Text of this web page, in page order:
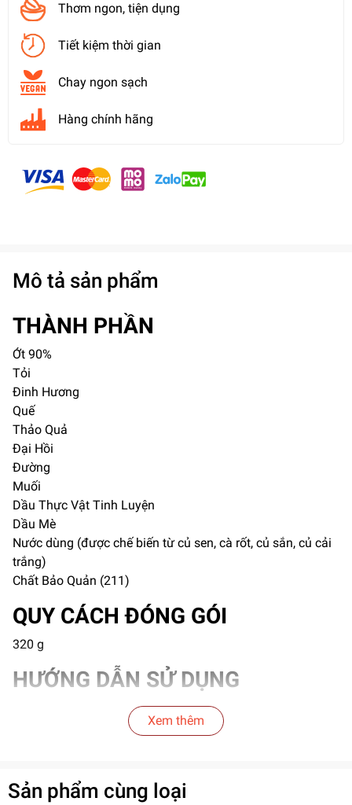
Thơm ngon, tiện dụng
Tiết kiệm thời gian
Chay ngon sạch
Hàng chính hãng
Mô tả sản phẩm
THÀNH PHẦN
Ớt 90%
Tỏi
Đinh Hương
Quế
Thảo Quả
Đại Hồi
Đường
Muối
Dầu Thực Vật Tinh Luyện
Dầu Mè
Nước dùng (được chế biến từ củ sen, cà rốt, củ sắn, củ cải
trắng)
Chất Bảo Quản (211)
QUY CÁCH ĐÓNG GÓI
320 g
HƯỚNG DẪN SỬ DỤNG
Rất ngon khi ăn kèm với cơm và các món ăn.
CÁCH BẢO QUẢN
bảo quản trong ngắn mát tủ lạnh.
Xem thêm
Sản phẩm cùng loại